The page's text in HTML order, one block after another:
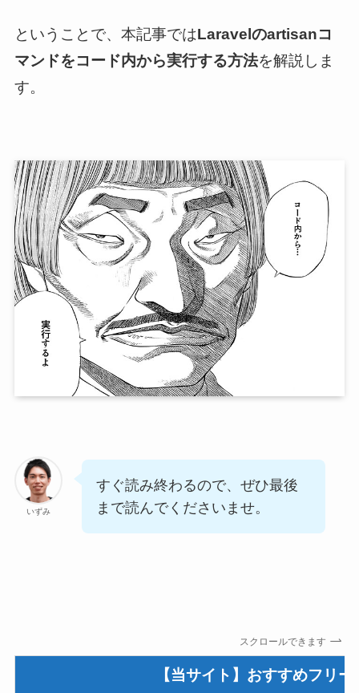
ということで、本記事ではLaravelのartisanコ
マンドをコード内から実行する方法を解説しま
す。
いずみ
すぐ読み終わるので、ぜひ最後
まで読んでくださいませ。
スクロールできます
【当サイト】おすすめフリ